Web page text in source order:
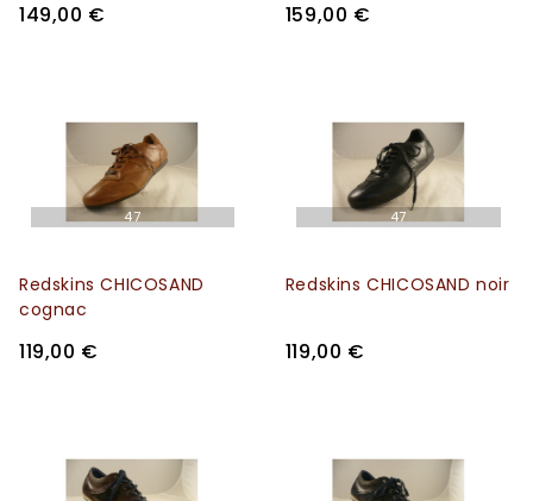
149,00 € 159,00 €
47
Redskins CHICOSAND
cognac
119,00 €
47
Redskins CHICOSAND noir
119,00 €